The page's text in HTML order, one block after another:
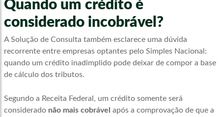
Quando um crédito é
considerado incobrável?
A Solução de Consulta também esclarece uma dúvida
recorrente entre empresas optantes pelo Simples Nacional:
quando um crédito inadimplido pode deixar de compor a base
de cálculo dos tributos.
Segundo a Receita Federal, um crédito somente será
considerado não mais cobrável após a comprovação de que a